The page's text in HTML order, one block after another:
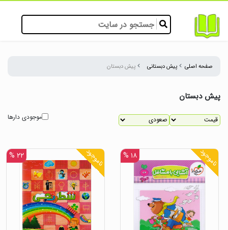
صفحه اصلی پیش دبستانی پیش دبستان
پیش دبستان
موجودی دارها
ناموجود ۱۸ % ناموجود ۲۲ %